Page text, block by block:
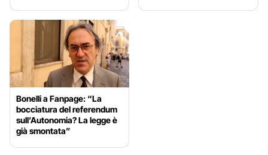
Bonelli a Fanpage: “La
bocciatura del referendum
sull’Autonomia? La legge è
già smontata”